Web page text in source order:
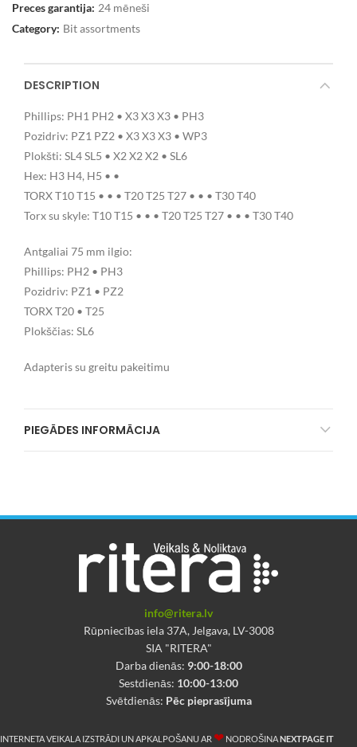
Preces garantija: 24 mēneši
Category: Bit assortments
DESCRIPTION
Phillips: PH1 PH2 • X3 X3 X3 • PH3
Pozidriv: PZ1 PZ2 • X3 X3 X3 • WP3
Plokšti: SL4 SL5 • X2 X2 X2 • SL6
Hex: H3 H4, H5 • •
TORX T10 T15 • • • T20 T25 T27 • • • T30 T40
Torx su skyle: T10 T15 • • • T20 T25 T27 • • • T30 T40
Antgaliai 75 mm ilgio:
Phillips: PH2 • PH3
Pozidriv: PZ1 • PZ2
TORX T20 • T25
Plokščias: SL6
Adapteris su greitu pakeitimu
PIEGĀDES INFORMĀCIJA
info@ritera.lv
Rūpniecības iela 37A, Jelgava, LV-3008
SIA "RITERA"
Darba dienās: 9:00-18:00
Sestdienās: 10:00-13:00
Svētdienās: Pēc pieprasījuma
INTERNETA VEIKALA IZSTRĀDI UN APKALPOŠANU AR ❤ NODROŠINANEXTPAGE IT